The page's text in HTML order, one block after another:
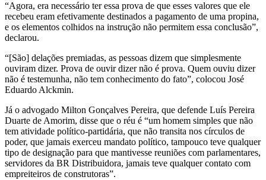
“Agora, era necessário ter essa prova de que esses valores que ele
recebeu eram efetivamente destinados a pagamento de uma propina,
e os elementos colhidos na instrução não permitem essa conclusão”,
declarou.
“[São] delações premiadas, as pessoas dizem que simplesmente
ouviram dizer. Prova de ouvir dizer não é prova. Quem ouviu dizer
não é testemunha, não tem conhecimento do fato”, colocou José
Eduardo Alckmin.
Já o advogado Milton Gonçalves Pereira, que defende Luís Pereira
Duarte de Amorim, disse que o réu é “um homem simples que não
tem atividade político-partidária, que não transita nos círculos de
poder, que jamais exerceu mandato político, tampouco teve qualquer
tipo de designação para que mantivesse reuniões com parlamentares,
servidores da BR Distribuidora, jamais teve qualquer contato com
empreiteiros de construtoras”.